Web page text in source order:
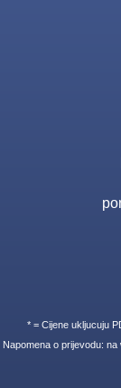
* = Cijene ukljucuju
Napomena o prijevodu: